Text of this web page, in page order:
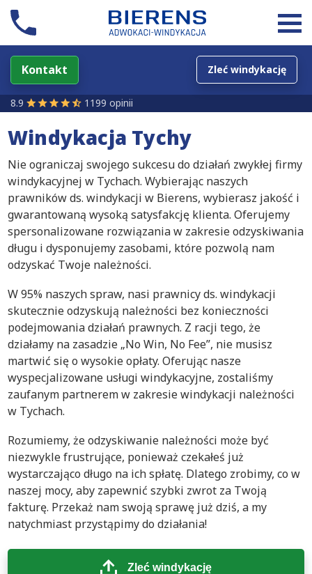
Kontakt Zleć windykację
8.9 1199 opinii
Windykacja Tychy
Nie ograniczaj swojego sukcesu do działań zwykłej firmy
windykacyjnej w Tychach. Wybierając naszych
prawników ds. windykacji w Bierens, wybierasz jakość i
gwarantowaną wysoką satysfakcję klienta. Oferujemy
spersonalizowane rozwiązania w zakresie odzyskiwania
długu i dysponujemy zasobami, które pozwolą nam
odzyskać Twoje należności.
W 95% naszych spraw, nasi prawnicy ds. windykacji
skutecznie odzyskują należności bez konieczności
podejmowania działań prawnych. Z racji tego, że
działamy na zasadzie „No Win, No Fee”, nie musisz
martwić się o wysokie opłaty. Oferując nasze
wyspecjalizowane usługi windykacyjne, zostaliśmy
zaufanym partnerem w zakresie windykacji należności
w Tychach.
Rozumiemy, że odzyskiwanie należności może być
niezwykle frustrujące, ponieważ czekałeś już
wystarczająco długo na ich spłatę. Dlatego zrobimy, co w
naszej mocy, aby zapewnić szybki zwrot za Twoją
fakturę. Przekaż nam swoją sprawę już dziś, a my
natychmiast przystąpimy do działania!
Zleć windykację